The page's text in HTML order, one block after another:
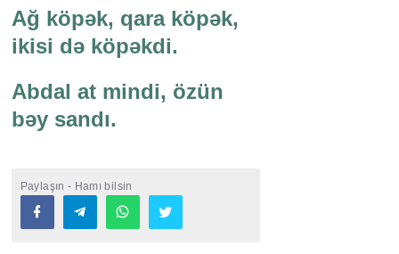
Ağ köpək, qara köpək,
ikisi də köpəkdi.
Abdal at mindi, özün
bəy sandı.
Paylaşın - Hamı bilsin